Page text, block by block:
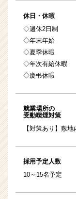
休日・休暇
◇週休2日制
◇年末年始
◇夏季休暇
◇年次有給休暇
◇慶弔休暇
就業場所の
受動喫煙対策
【対策あり】敷地
採用予定人数
10～15名予定